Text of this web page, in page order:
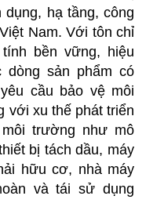
dụng, hạ tầng, công
Nam. Với tôn chỉ
tính bền vững, hiệu
dòng sản phẩm có
yêu cầu bảo vệ môi
với xu thế phát triển
môi trường như mô
bị tách dầu, máy
hữu cơ, nhà máy
và tái sử dụng